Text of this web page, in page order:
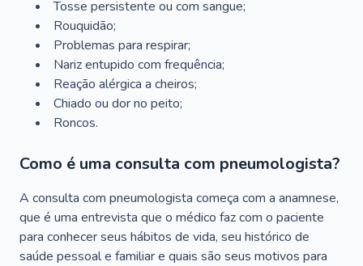
Tosse persistente ou com sangue;
Rouquidão;
Problemas para respirar;
Nariz entupido com frequência;
Reação alérgica a cheiros;
Chiado ou dor no peito;
Roncos.
Como é uma consulta com pneumologista?
A consulta com pneumologista começa com a anamnese,
que é uma entrevista que o médico faz com o paciente
para conhecer seus hábitos de vida, seu histórico de
saúde pessoal e familiar e quais são seus motivos para